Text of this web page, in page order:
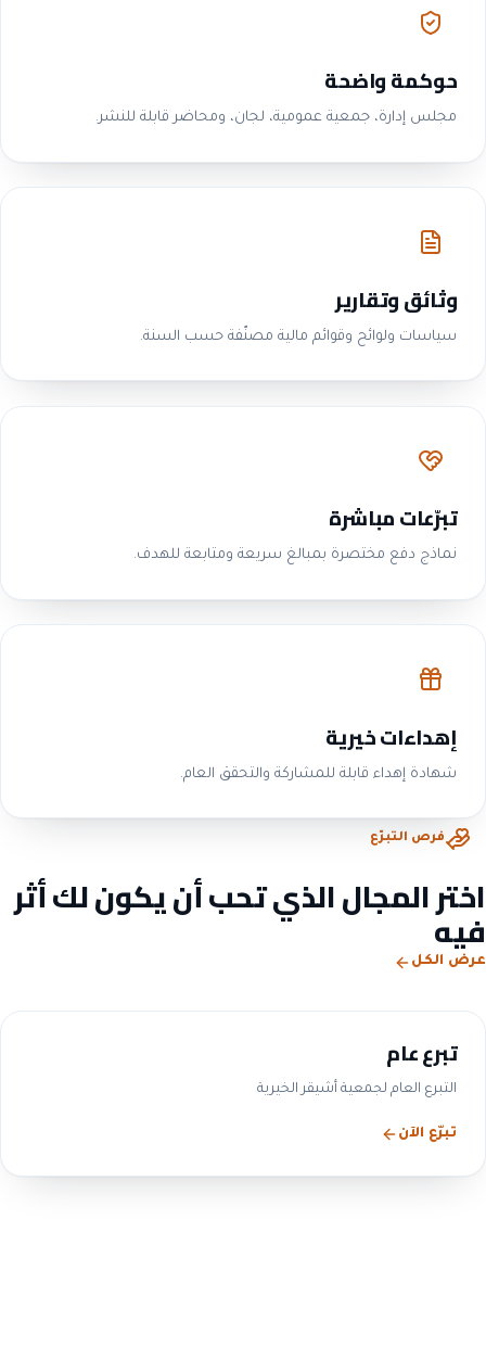
حوكمة واضحة
مجلس إدارة، جمعية عمومية، لجان، ومحاضر قابلة للنشر.
وثائق وتقارير
سياسات ولوائح وقوائم مالية مصنّفة حسب السنة.
تبرّعات مباشرة
نماذج دفع مختصرة بمبالغ سريعة ومتابعة للهدف.
إهداءات خيرية
شهادة إهداء قابلة للمشاركة والتحقق العام.
فرص التبرّع
اختر المجال الذي تحب أن يكون لك أثر
فيه
عرض الكل
تبرع عام
التبرع العام لجمعية أشيقر الخيرية
تبرّع الآن